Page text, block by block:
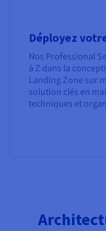
Déployez
Nos Professional
à Z dans la
Landing Zone sur
solution clés en
techniques et